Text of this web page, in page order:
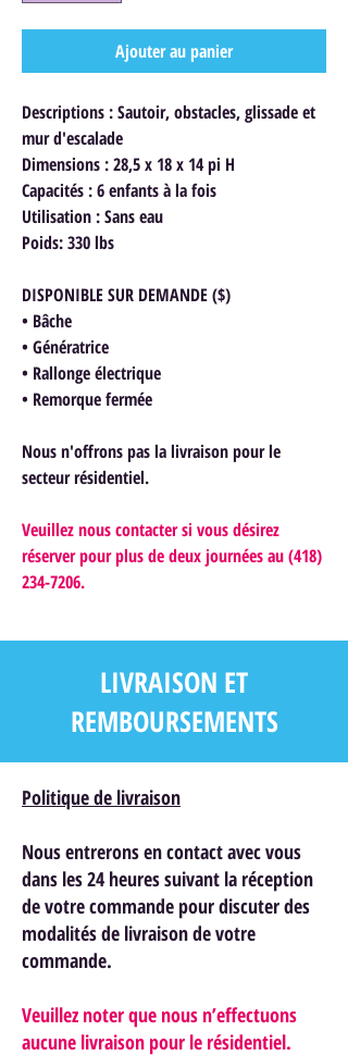
Ajouter au panier
Descriptions : Sautoir, obstacles, glissade et
mur d'escalade
Dimensions : 28,5 x 18 x 14 pi H
Capacités : 6 enfants à la fois
Utilisation : Sans eau
Poids: 330 lbs
DISPONIBLE SUR DEMANDE ($)
• Bâche
• Génératrice
• Rallonge électrique
• Remorque fermée
Nous n'offrons pas la livraison pour le
secteur résidentiel.
Veuillez nous contacter si vous désirez
réserver pour plus de deux journées au (418)
234-7206.
LIVRAISON ET
REMBOURSEMENTS
Politique de livraison
Nous entrerons en contact avec vous
dans les 24 heures suivant la réception
de votre commande pour discuter des
modalités de livraison de votre
commande.
Veuillez noter que nous n’effectuons
aucune livraison pour le résidentiel.